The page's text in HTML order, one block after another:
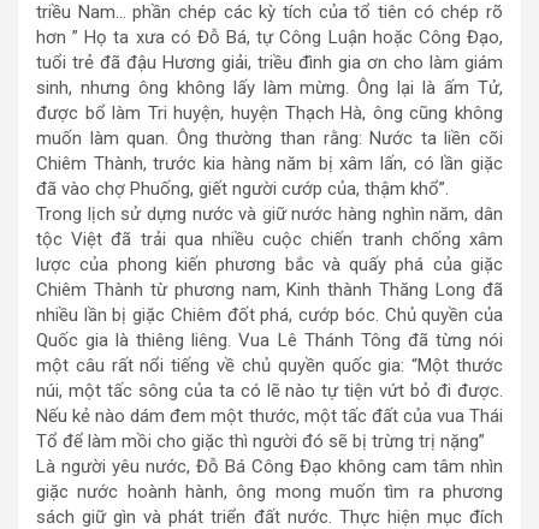
triều Nam… phần chép các kỳ tích của tổ tiên có chép rõ
hơn ” Họ ta xưa có Đỗ Bá, tự Công Luận hoặc Công Đạo,
tuổi trẻ đã đậu Hương giải, triều đình gia ơn cho làm giám
sinh, nhưng ông không lấy làm mừng. Ông lại là ấm Tử,
được bổ làm Tri huyện, huyện Thạch Hà, ông cũng không
muốn làm quan. Ông thường than rằng: Nước ta liền cõi
Chiêm Thành, trước kia hàng năm bị xâm lấn, có lần giặc
đã vào chợ Phuống, giết người cướp của, thậm khổ”.
Trong lịch sử dựng nước và giữ nước hàng nghìn năm, dân
tộc Việt đã trải qua nhiều cuộc chiến tranh chống xâm
lược của phong kiến phương bắc và quấy phá của giặc
Chiêm Thành từ phương nam, Kinh thành Thăng Long đã
nhiều lần bị giặc Chiêm đốt phá, cướp bóc. Chủ quyền của
Quốc gia là thiêng liêng. Vua Lê Thánh Tông đã từng nói
một câu rất nổi tiếng về chủ quyền quốc gia: “Một thước
núi, một tấc sông của ta có lẽ nào tự tiện vứt bỏ đi được.
Nếu kẻ nào dám đem một thước, một tấc đất của vua Thái
Tổ để làm mồi cho giặc thì người đó sẽ bị trừng trị nặng”
Là người yêu nước, Đỗ Bá Công Đạo không cam tâm nhìn
giặc nước hoành hành, ông mong muốn tìm ra phương
sách giữ gìn và phát triển đất nước. Thực hiện mục đích